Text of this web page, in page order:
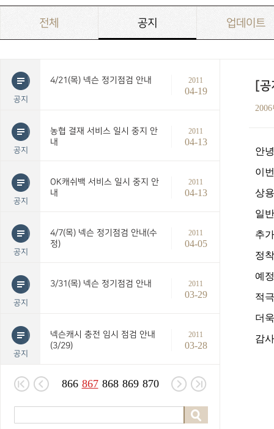
전체 공지 업데이트
공지
4/21(목) 넥슨 정기점검 안내 2011
04-19
공지
농협 결재 서비스 일시 중지 안
내
2011
04-13
공지
OK캐쉬백 서비스 일시 중지 안
내
2011
04-13
공지
4/7(목) 넥슨 정기점검 안내(수
정)
2011
04-05
공지
3/31(목) 넥슨 정기점검 안내 2011
03-29
공지
넥슨캐시 충전 임시 점검 안내
(3/29)
2011
03-28
866 867 868 869 870
[공
안
이
상
일
추
정
예
적
더
감